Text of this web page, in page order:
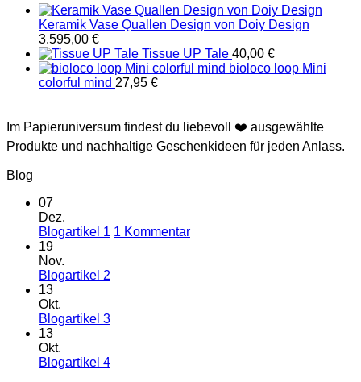
Keramik Vase Quallen Design von Doiy Design
3.595,00 €
Tissue UP Tale 40,00 €
bioloco loop Mini
colorful mind 27,95 €
Im Papieruniversum findest du liebevoll ❤️ ausgewählte
Produkte und nachhaltige Geschenkideen für jeden Anlass.
Blog
07
Dez.
Blogartikel 1 1 Kommentarzu
19
Nov.
Blogartikel 2
Blogartikel
13
Okt.
Blogartikel 3Keine
Blogartikel
13
Okt.
Blogartikel 4Keine